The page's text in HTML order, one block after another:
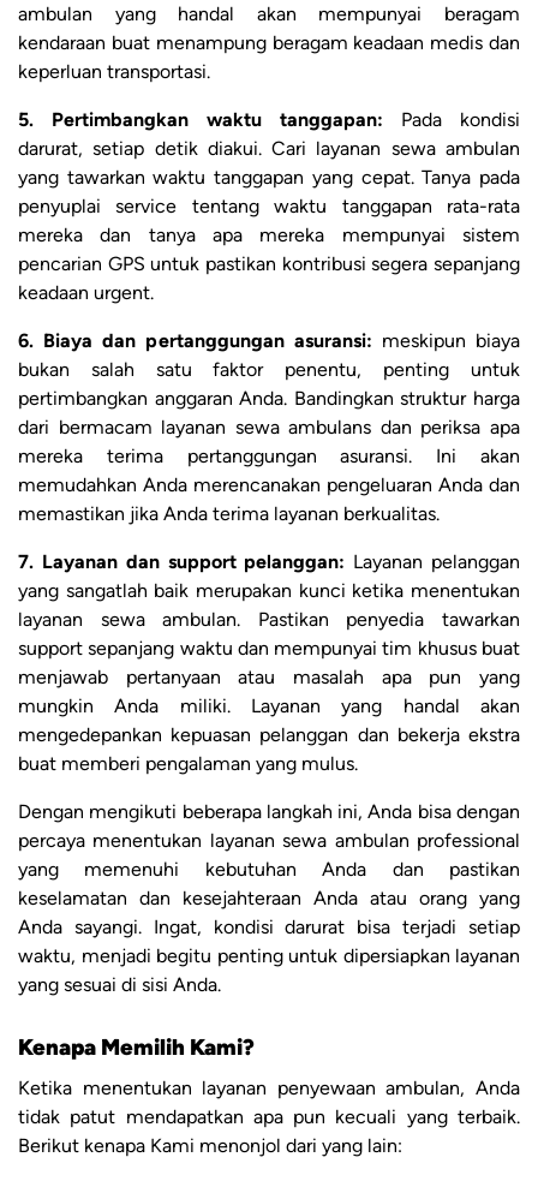
ambulan yang handal akan mempunyai beragam
kendaraan buat menampung beragam keadaan medis dan
keperluan transportasi.
5. Pertimbangkan waktu tanggapan: Pada kondisi
darurat, setiap detik diakui. Cari layanan sewa ambulan
yang tawarkan waktu tanggapan yang cepat. Tanya pada
penyuplai service tentang waktu tanggapan rata-rata
mereka dan tanya apa mereka mempunyai sistem
pencarian GPS untuk pastikan kontribusi segera sepanjang
keadaan urgent.
6. Biaya dan pertanggungan asuransi: meskipun biaya
bukan salah satu faktor penentu, penting untuk
pertimbangkan anggaran Anda. Bandingkan struktur harga
dari bermacam layanan sewa ambulans dan periksa apa
mereka terima pertanggungan asuransi. Ini akan
memudahkan Anda merencanakan pengeluaran Anda dan
memastikan jika Anda terima layanan berkualitas.
7. Layanan dan support pelanggan: Layanan pelanggan
yang sangatlah baik merupakan kunci ketika menentukan
layanan sewa ambulan. Pastikan penyedia tawarkan
support sepanjang waktu dan mempunyai tim khusus buat
menjawab pertanyaan atau masalah apa pun yang
mungkin Anda miliki. Layanan yang handal akan
mengedepankan kepuasan pelanggan dan bekerja ekstra
buat memberi pengalaman yang mulus.
Dengan mengikuti beberapa langkah ini, Anda bisa dengan
percaya menentukan layanan sewa ambulan professional
yang memenuhi kebutuhan Anda dan pastikan
keselamatan dan kesejahteraan Anda atau orang yang
Anda sayangi. Ingat, kondisi darurat bisa terjadi setiap
waktu, menjadi begitu penting untuk dipersiapkan layanan
yang sesuai di sisi Anda.
Kenapa Memilih Kami?
Ketika menentukan layanan penyewaan ambulan, Anda
tidak patut mendapatkan apa pun kecuali yang terbaik.
Berikut kenapa Kami menonjol dari yang lain: